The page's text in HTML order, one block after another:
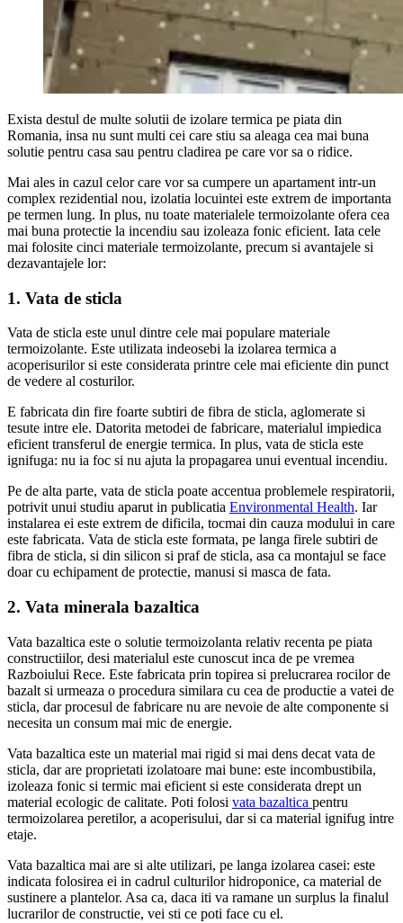
Exista destul de multe solutii de izolare termica pe piata din
Romania, insa nu sunt multi cei care stiu sa aleaga cea mai buna
solutie pentru casa sau pentru cladirea pe care vor sa o ridice.
Mai ales in cazul celor care vor sa cumpere un apartament intr-un
complex rezidential nou, izolatia locuintei este extrem de importanta
pe termen lung. In plus, nu toate materialele termoizolante ofera cea
mai buna protectie la incendiu sau izoleaza fonic eficient. Iata cele
mai folosite cinci materiale termoizolante, precum si avantajele si
dezavantajele lor:
1. Vata de sticla
Vata de sticla este unul dintre cele mai populare materiale
termoizolante. Este utilizata indeosebi la izolarea termica a
acoperisurilor si este considerata printre cele mai eficiente din punct
de vedere al costurilor.
E fabricata din fire foarte subtiri de fibra de sticla, aglomerate si
tesute intre ele. Datorita metodei de fabricare, materialul impiedica
eficient transferul de energie termica. In plus, vata de sticla este
ignifuga: nu ia foc si nu ajuta la propagarea unui eventual incendiu.
Pe de alta parte, vata de sticla poate accentua problemele respiratorii,
potrivit unui studiu aparut in publicatia Environmental Health. Iar
instalarea ei este extrem de dificila, tocmai din cauza modului in care
este fabricata. Vata de sticla este formata, pe langa firele subtiri de
fibra de sticla, si din silicon si praf de sticla, asa ca montajul se face
doar cu echipament de protectie, manusi si masca de fata.
2. Vata minerala bazaltica
Vata bazaltica este o solutie termoizolanta relativ recenta pe piata
constructiilor, desi materialul este cunoscut inca de pe vremea
Razboiului Rece. Este fabricata prin topirea si prelucrarea rocilor de
bazalt si urmeaza o procedura similara cu cea de productie a vatei de
sticla, dar procesul de fabricare nu are nevoie de alte componente si
necesita un consum mai mic de energie.
Vata bazaltica este un material mai rigid si mai dens decat vata de
sticla, dar are proprietati izolatoare mai bune: este incombustibila,
izoleaza fonic si termic mai eficient si este considerata drept un
material ecologic de calitate. Poti folosi vata bazaltica pentru
termoizolarea peretilor, a acoperisului, dar si ca material ignifug intre
etaje.
Vata bazaltica mai are si alte utilizari, pe langa izolarea casei: este
indicata folosirea ei in cadrul culturilor hidroponice, ca material de
sustinere a plantelor. Asa ca, daca iti va ramane un surplus la finalul
lucrarilor de constructie, vei sti ce poti face cu el.